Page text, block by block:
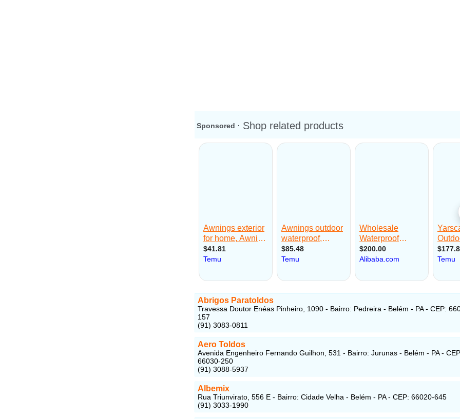
Abrigos Paratoldos
Travessa Doutor Enéas Pinheiro, 1090 - Bairro: Pedreira - Belém - PA - CEP:
157
(91) 3083-0811
Aero Toldos
Avenida Engenheiro Fernando Guilhon, 531 - Bairro: Jurunas - Belém - PA -
66030-250
(91) 3088-5937
Albemix
Rua Triunvirato, 556 E - Bairro: Cidade Velha - Belém - PA - CEP: 66020-645
(91) 3033-1990